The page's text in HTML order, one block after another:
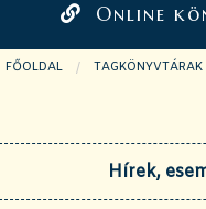
Online
FŐOLDAL TAGKÖNYVTÁRAK
Hírek,